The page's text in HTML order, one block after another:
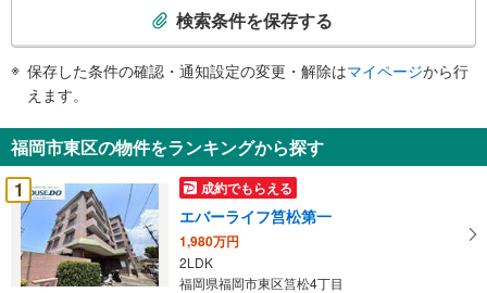
知
を
受
け
取
る
・
検索条件を保存する
保存した条件の確認・通知設定の変更・解除はマイページから行
えます。
福岡市東区の物件をランキングから探す
1
成約でもらえる
エバーライフ筥松第一
1,980万円
2LDK
福岡県福岡市東区筥松4丁目